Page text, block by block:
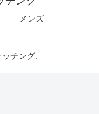
メンズ
チング.